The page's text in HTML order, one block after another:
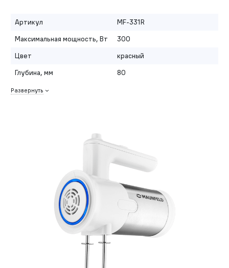
Артикул
MF-331R
Максимальная мощность, Вт
300
Цвет
красный
Глубина, мм
80
Развернуть